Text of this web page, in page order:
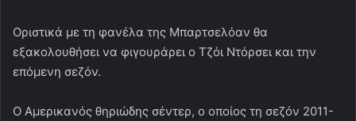
Οριστικά με τη φανέλα της Μπαρτσελόαν θα
εξακολουθήσει να φιγουράρει ο Τζόι Ντόρσει και την
επόμενη σεζόν.
Ο Αμερικανός θηριώδης σέντερ, ο οποίος τη σεζόν 2011-